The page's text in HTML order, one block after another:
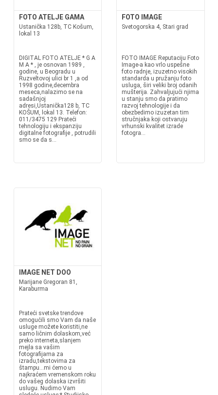
FOTO ATELJE GAMA
Ustanička 128b, TC Košum,
lokal 13
DIGITAL FOTO ATELJE * G A
M A * , je osnovan 1989 ,
godine, u Beogradu u
Ruzveltovoj ulici br 1 ,a od
1998 godine,decembra
meseca,nalazimo se na
sadašnjoj
adresi,Ustanička128 b, TC
KOŠUM, lokal 13. Telefon:
011/3475 129 Prateći
tehnologiju i ekspanziju
digitalne fotografije , potrudili
smo se da s...
FOTO IMAGE
Svetogorska 4, Stari grad
FOTO IMAGE Reputaciju Foto
Image-a kao vrlo uspešne
foto radnje, izuzetno visokih
standarda u pružanju foto
usluga, širi veliki broj odanih
mušterija. Zahvaljujući njima
u stanju smo da pratimo
razvoj tehnologije i da
obezbedimo izuzetan tim
stručnjaka koji ostvaruju
vrhunski kvalitet izrade
fotogra...
IMAGE NET DOO
Marijane Gregoran 81,
Karaburma
Prateći svetske trendove
omogućili smo Vam da naše
usluge možete koristiti,ne
samo ličnim dolaskom,već
preko interneta,slanjem
mejla sa vašim
fotografijama za
izradu,tekstovima za
štampu...mi ćemo u
najkraćem vremenskom roku
do vašeg dolaska izvršiti
uslugu. Nudimo Vam